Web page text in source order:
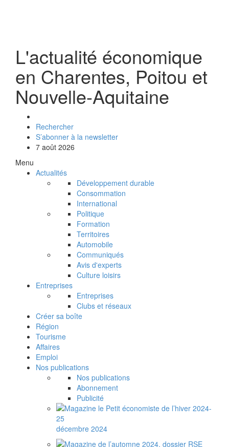
L'actualité économique
en Charentes, Poitou et
Nouvelle-Aquitaine
Rechercher
S’abonner à la newsletter
7 août 2026
Menu
Actualités
Développement durable
Consommation
International
Politique
Formation
Territoires
Automobile
Communiqués
Avis d'experts
Culture loisirs
Entreprises
Entreprises
Clubs et réseaux
Créer sa boîte
Région
Tourisme
Affaires
Emploi
Nos publications
Nos publications
Abonnement
Publicité
décembre 2024